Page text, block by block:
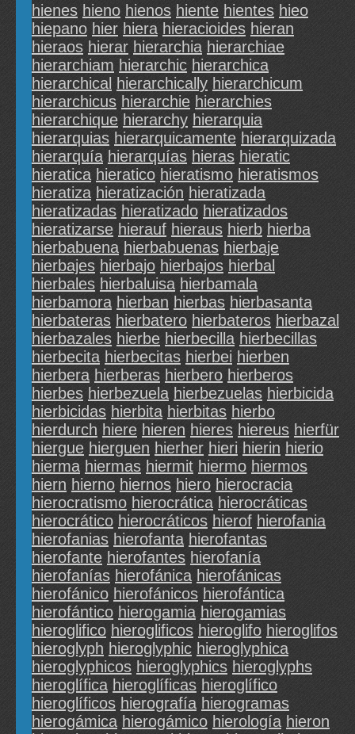
hienes hieno hienos hiente hientes hieo
hiepano hier hiera hieracioides hieran
hieraos hierar hierarchia hierarchiae
hierarchiam hierarchic hierarchica
hierarchical hierarchically hierarchicum
hierarchicus hierarchie hierarchies
hierarchique hierarchy hierarquia
hierarquias hierarquicamente hierarquizada
hierarquía hierarquías hieras hieratic
hieratica hieratico hieratismo hieratismos
hieratiza hieratización hieratizada
hieratizadas hieratizado hieratizados
hieratizarse hierauf hieraus hierb hierba
hierbabuena hierbabuenas hierbaje
hierbajes hierbajo hierbajos hierbal
hierbales hierbaluisa hierbamala
hierbamora hierban hierbas hierbasanta
hierbateras hierbatero hierbateros hierbazal
hierbazales hierbe hierbecilla hierbecillas
hierbecita hierbecitas hierbei hierben
hierbera hierberas hierbero hierberos
hierbes hierbezuela hierbezuelas hierbicida
hierbicidas hierbita hierbitas hierbo
hierdurch hiere hieren hieres hiereus hierfür
hiergue hierguen hierher hieri hierin hierio
hierma hiermas hiermit hiermo hiermos
hiern hierno hiernos hiero hierocracia
hierocratismo hierocrática hierocráticas
hierocrático hierocráticos hierof hierofania
hierofanias hierofanta hierofantas
hierofante hierofantes hierofanía
hierofanías hierofánica hierofánicas
hierofánico hierofánicos hierofántica
hierofántico hierogamia hierogamias
hieroglifico hieroglificos hieroglifo hieroglifos
hieroglyph hieroglyphic hieroglyphica
hieroglyphicos hieroglyphics hieroglyphs
hieroglífica hieroglíficas hieroglífico
hieroglíficos hierografía hierogramas
hierogámica hierogámico hierología hieron